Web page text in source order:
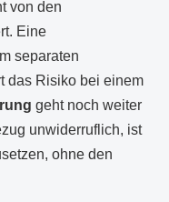
von den
Eine
separaten
das Risiko bei einem
geht noch weiter
unwiderruflich, ist
ohne den